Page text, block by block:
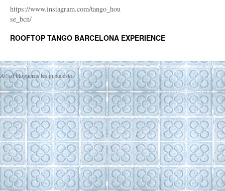
https://www.instagram.com/tango_hou
se_bcn/
ROOFTOP TANGO BARCELONA EXPERIENCE
A%dblogueros les gusta esto: